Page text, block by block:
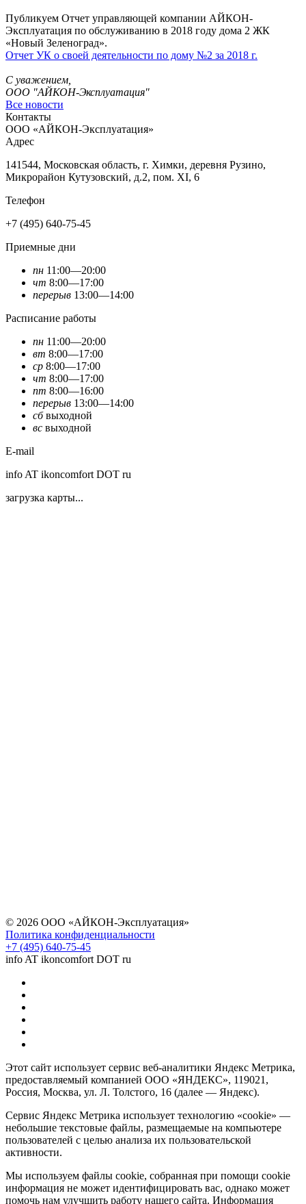
Публикуем Отчет управляющей компании АЙКОН-
Эксплуатация по обслуживанию в 2018 году дома 2 ЖК
«Новый Зеленоград».
Отчет УК о своей деятельности по дому №2 за 2018 г.
С уважением,
ООО "АЙКОН-Эксплуатация"
Все новости
Контакты
ООО «АЙКОН-Эксплуатация»
Адрес
141544, Московская область, г. Химки, деревня Рузино,
Микрорайон Кутузовский, д.2, пом. XI, 6
Телефон
+7 (495) 640-75-45
Приемные дни
пн 11:00—20:00
чт 8:00—17:00
перерыв 13:00—14:00
Расписание работы
пн 11:00—20:00
вт 8:00—17:00
ср 8:00—17:00
чт 8:00—17:00
пт 8:00—16:00
перерыв 13:00—14:00
сбвыходной
вс выходной
E-mail
info AT ikoncomfort DOT ru
загрузка карты...
© 2026 ООО «АЙКОН-Эксплуатация»
Политика конфиденциальности
+7 (495) 640-75-45
info AT ikoncomfort DOT ru
Этот сайт использует сервис веб-аналитики Яндекс Метрика,
предоставляемый компанией ООО «ЯНДЕКС», 119021,
Россия, Москва, ул. Л. Толстого, 16 (далее — Яндекс).
Сервис Яндекс Метрика использует технологию «cookie» —
небольшие текстовые файлы, размещаемые на компьютере
пользователей с целью анализа их пользовательской
активности.
Мы используем файлы cookie, собранная при помощи cookie
информация не может идентифицировать вас, однако может
помочь нам улучшить работу нашего сайта. Информация